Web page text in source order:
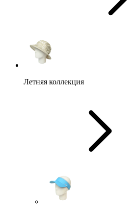
Летняя коллекция